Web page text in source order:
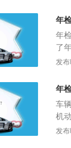
需
违
志
年
年
了
全
行
理
安
发
年
车
机
较
发